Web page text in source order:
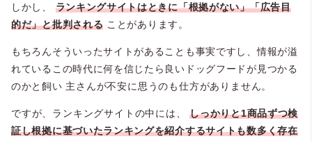
しかし、 ランキングサイトはときに「根拠がない」「広告目
的だ」と批判される ことがあります。
もちろんそういったサイトがあることも事実ですし、情報が溢
れているこの時代に何を信じたら良いドッグフードが見つかる
のかと飼い 主さんが不安に思うのも仕方がありません。
ですが、ランキングサイトの中には、
しっかりと1商品ずつ検
証し根拠に基づいたランキングを紹介するサイトも数多く存在